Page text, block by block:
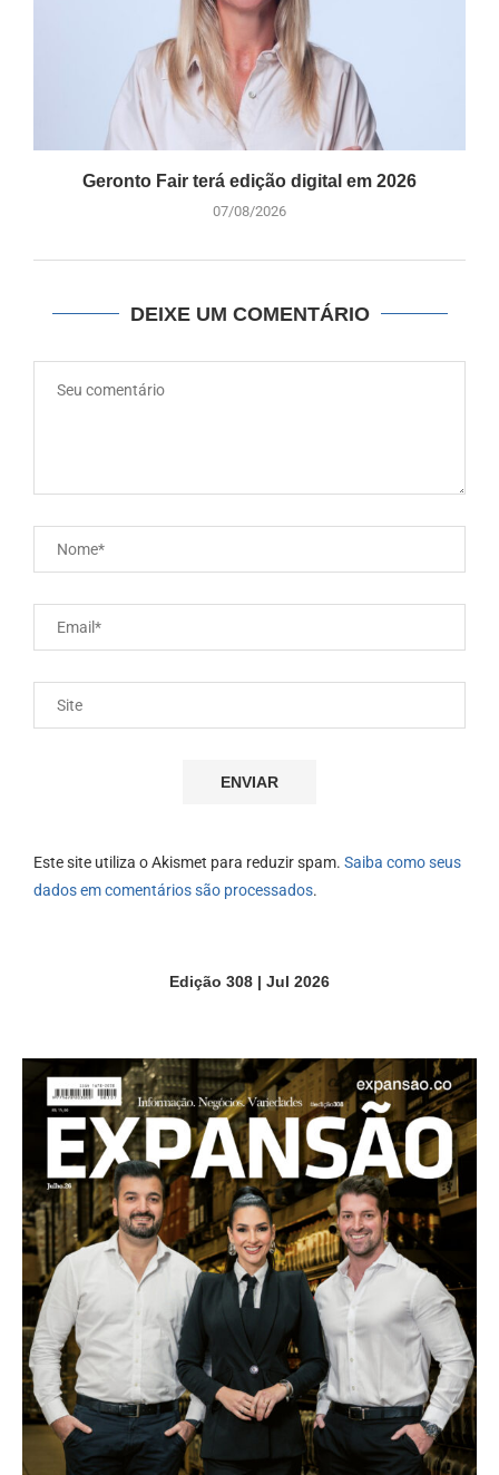
Geronto Fair terá edição digital em 2026
07/08/2026
DEIXE UM COMENTÁRIO
Este site utiliza o Akismet para reduzir spam. Saiba como seus
dados em comentários são processados.
Edição 308 | Jul 2026